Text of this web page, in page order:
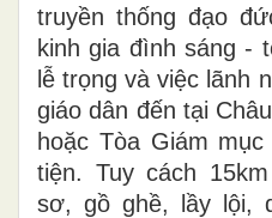
truyền thống đạo
kinh gia đình sáng -
lễ trọng và việc lãnh
giáo dân đến tại
hoặc Tòa Giám mục
tiện. Tuy cách
sơ, gồ ghề, lầy lội,